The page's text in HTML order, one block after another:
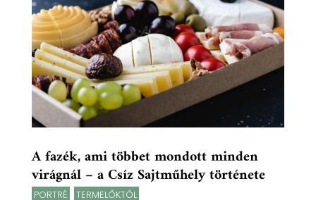
A fazék, ami többet mondott minden
virágnál – a Csíz Sajtműhely története
PORTRÉ TERMELŐKTŐL